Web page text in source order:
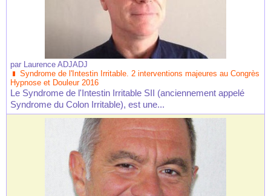
par Laurence ADJADJ
Syndrome de l'Intestin Irritable. 2 interventions majeures au Congrès
Hypnose et Douleur 2016
Le Syndrome de l'Intestin Irritable SII (anciennement appelé
Syndrome du Colon Irritable), est une...